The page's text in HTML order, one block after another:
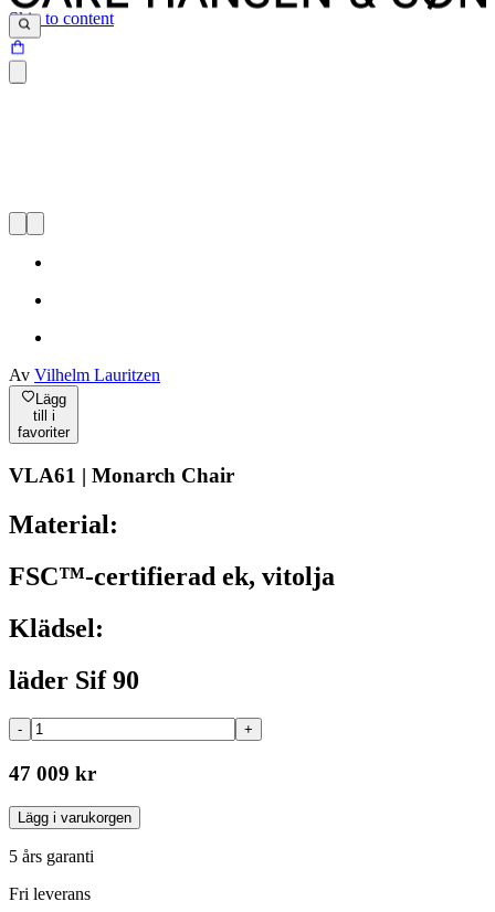
Skip to content
Av Vilhelm Lauritzen
Lägg
till i
favoriter
VLA61 | Monarch Chair
Material:
FSC™-certifierad ek, vitolja
Klädsel:
läder Sif 90
- +
47 009 kr
Lägg i varukorgen
5 års garanti
Fri leverans